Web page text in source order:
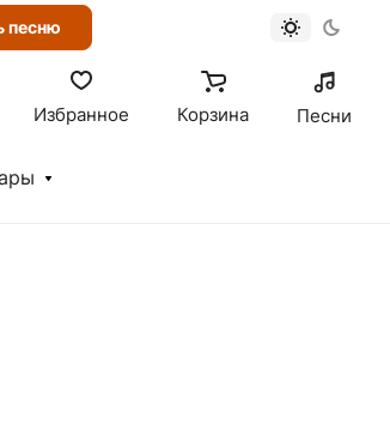
песню
Избранное Корзина Песни